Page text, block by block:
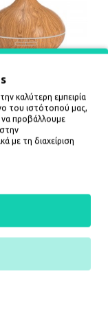
Fi Essential Oil
Meross
(HomeKit)
36,90€
καλύτερη εμπειρία
του ιστότοπού μας,
να προβάλλουμε
με τη διαχείριση